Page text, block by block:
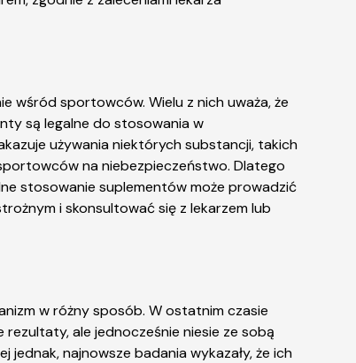
wśród sportowców. Wielu z nich uważa, że
są legalne do stosowania w
używania niektórych substancji, takich
na niebezpieczeństwo. Dlatego
stosowanie suplementów może prowadzić
i skonsultować się z lekarzem lub
w różny sposób. W ostatnim czasie
ale jednocześnie niesie ze sobą
jednak, najnowsze badania wykazały, że ich